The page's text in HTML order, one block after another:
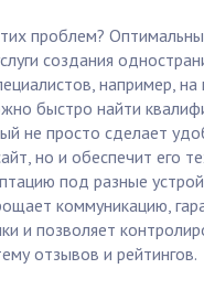
проблем?
создания
например,
быстро найти
не просто сделает
но и обеспечит его
под разные
коммуникацию,
и позволяет
отзывов и рейтингов.